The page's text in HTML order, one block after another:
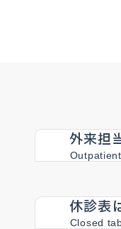
外来担
休診表
Closed